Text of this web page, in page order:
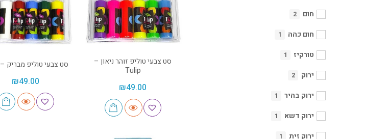
חום 2
חום כהה 1
טורקיז 1
ירוק 2
ירוק בהיר 1
ירוק דשא 1
ירוק זית 1
סט צבעי טוליפ זוהר ניאון –
Tulip
₪49.00
סט צבעי טוליפ מבריק – Tulip
₪49.00